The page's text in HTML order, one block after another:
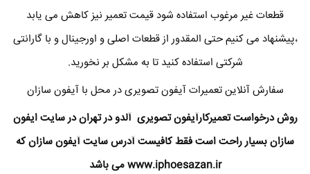
قطعات غیر مرغوب استفاده شود قیمت تعمیر نیز کاهش می یابد
،پیشنهاد می کنیم حتی المقدور از قطعات اصلی و اورجینال و با گارانتی
شرکتی استفاده کنید تا به مشکل بر نخورید.
سفارش آنلاین تعمیرات آیفون تصویری در محل با آیفون سازان
روش درخواست تعمیرکارآیفون تصویری آلدو در تهران در سایت ایفون
سازان بسیار راحت است فقط کافیست آدرس سایت آیفون سازان که
www.iphoesazan.irمی باشد